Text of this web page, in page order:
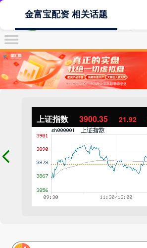
上证指数 3900.35 21.92
金富宝配资 相关话题